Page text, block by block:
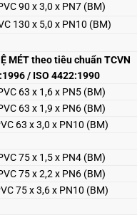
90 x 3,0 x PN7 (BM)
130 x 5,0 x PN10 (BM)
MÉT theo tiêu chuẩn TCVN
/ ISO 4422:1990
63 x 1,6 x PN5 (BM)
63 x 1,9 x PN6 (BM)
63 x 3,0 x PN10 (BM)
75 x 1,5 x PN4 (BM)
75 x 2,2 x PN6 (BM)
75 x 3,6 x PN10 (BM)